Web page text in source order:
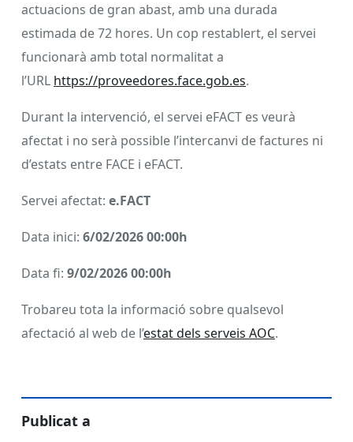
actuacions de gran abast, amb una durada
estimada de 72 hores. Un cop restablert, el servei
funcionarà amb total normalitat a
l’URL https://proveedores.face.gob.es.
Durant la intervenció, el servei eFACT es veurà
afectat i no serà possible l’intercanvi de factures ni
d’estats entre FACE i eFACT.
Servei afectat: e.FACT
Data inici: 6/02/2026 00:00h
Data fi: 9/02/2026 00:00h
Trobareu tota la informació sobre qualsevol
afectació al web de l’estat dels serveis AOC.
Publicat a